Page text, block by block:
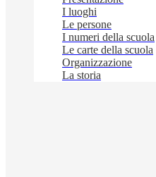
I luoghi
Le persone
I numeri della scuola
Le carte della scuola
Organizzazione
La storia